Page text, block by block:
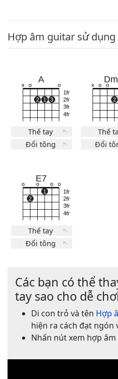
Hợp âm guitar sử dụng
Các bạn có thể
tay sao cho dễ
Di con trỏ và tên Hợp
hiện ra cách đạt ngón
Nhấn nút xem hợp